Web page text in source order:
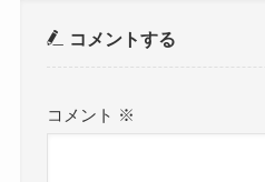
コメントする
コメント ※